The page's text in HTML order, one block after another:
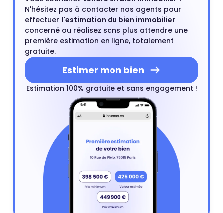
N'hésitez pas à contacter nos agents pour
effectuer l'estimation du bien immobilier
concerné ou réalisez sans plus attendre une
première estimation en ligne, totalement
gratuite.
Estimer mon bien
Estimation 100% gratuite et sans engagement !